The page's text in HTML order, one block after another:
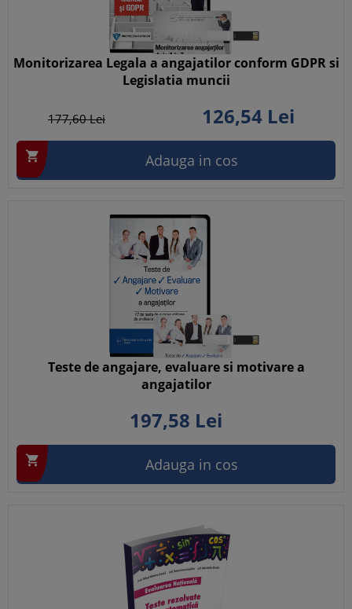
Monitorizarea Legala a angajatilor conform GDPR si
Legislatia muncii
177,60Lei 126,54Lei
 Adauga in cos
Teste de angajare, evaluare si motivare a
angajatilor
197,58 Lei
 Adauga in cos